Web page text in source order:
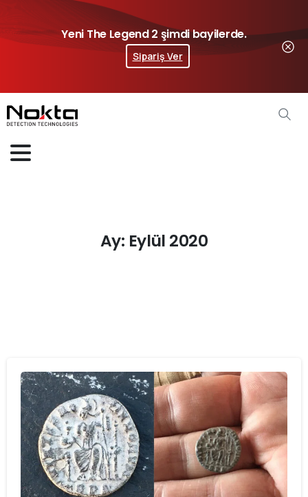
Yeni The Legend 2 şimdi bayilerde.
Sipariş Ver
Ay: Eylül 2020